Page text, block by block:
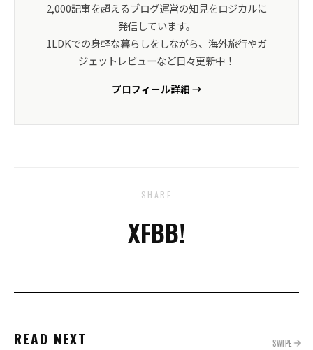
2,000記事を超えるブログ運営の知見をロジカルに
発信しています。
1LDKでの身軽な暮らしをしながら、海外旅行やガ
ジェットレビューなど日々更新中！
プロフィール詳細 →
SHARE
XFBB!
READ NEXT SWIPE